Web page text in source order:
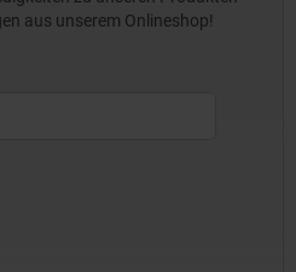
aus unserem Onlineshop!